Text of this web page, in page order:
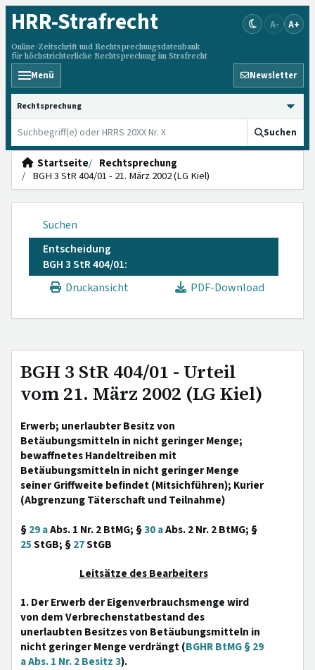
HRR-Strafrecht
Online-Zeitschrift und Rechtsprechungsdatenbank
für höchstrichterliche Rechtsprechung im Strafrecht
A- A+
Menü Newsletter
HRRS durchsuchen
Suchen
Startseite
Rechtsprechung
BGH 3 StR 404/01 - 21. März 2002 (LG Kiel)
Suchen
Entscheidung
BGH 3 StR 404/01:
Druckansicht
PDF-Download
BGH 3 StR 404/01 - Urteil
vom 21. März 2002 (LG Kiel)
Erwerb; unerlaubter Besitz von
Betäubungsmitteln in nicht geringer Menge;
bewaffnetes Handeltreiben mit
Betäubungsmitteln in nicht geringer Menge
seiner Griffweite befindet (Mitsichführen); Kurier
(Abgrenzung Täterschaft und Teilnahme)
§29 aAbs. 1 Nr. 2 BtMG; §30 aAbs. 2 Nr. 2 BtMG; §
25StGB; §27StGB
Leitsätze des Bearbeiters
1. Der Erwerb der Eigenverbrauchsmenge wird
von dem Verbrechenstatbestand des
unerlaubten Besitzes von Betäubungsmitteln in
nicht geringer Menge verdrängt (BGHR BtMG § 29
a Abs. 1 Nr. 2 Besitz 3).